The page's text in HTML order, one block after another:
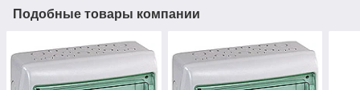
Подобные товары компании